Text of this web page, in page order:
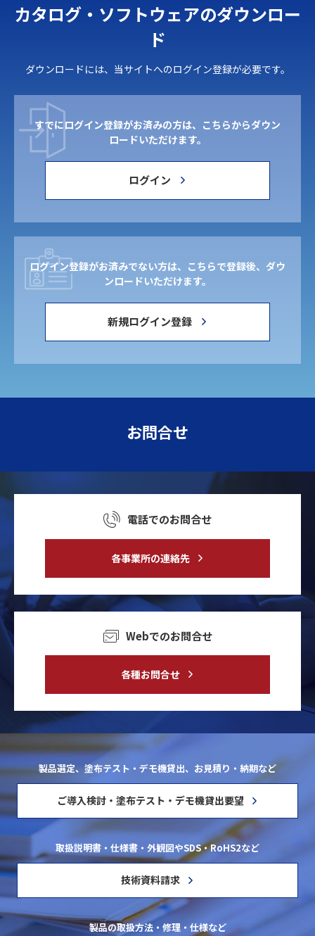
カタログ・ソフトウェアのダウンロー
ド
ダウンロードには、当サイトへのログイン登録が必要です。
すでにログイン登録がお済みの方は、こちらからダウン
ロードいただけます。
ログイン
ログイン登録がお済みでない方は、こちらで登録後、ダウ
ンロードいただけます。
新規ログイン登録
お問合せ
電話でのお問合せ
各事業所の連絡先
Webでのお問合せ
各種お問合せ
製品選定、塗布テスト・デモ機貸出、お見積り・納期など
ご導入検討・塗布テスト・デモ機貸出要望
取扱説明書・仕様書・外観図やSDS・RoHS2など
技術資料請求
製品の取扱方法・修理・仕様など